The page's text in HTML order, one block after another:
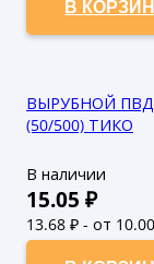
В
ВЫРУБНОЙ ПВД
(50/500) ТИКО
В наличии
15.05 ₽
13.68 ₽ - от
12.44₽ - от